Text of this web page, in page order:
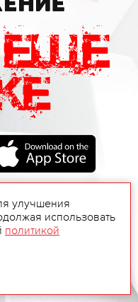
улучшения
использовать
политикой